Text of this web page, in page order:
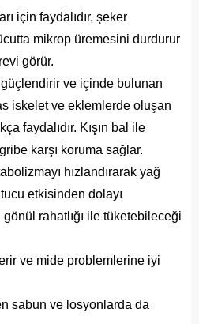
için faydalıdır, şeker
mikrop üremesini durdurur
görür.
güçlendirir ve içinde bulunan
iskelet ve eklemlerde oluşan
faydalıdır. Kışın bal ile
karşı koruma sağlar.
hızlandırarak yağ
etkisinden dolayı
rahatlığı ile tüketebileceği
ve mide problemlerine iyi
sabun ve losyonlarda da